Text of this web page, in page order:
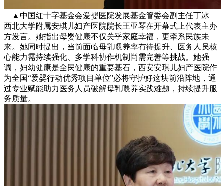
▲中国红十字基金会爱婴医院发展基金管委会副主任丁冰
西北大学附属安琪儿妇产医院院长王亚琴在开幕式上代表主办
方发言。她指出母婴健康不仅关乎家庭幸福，更牵系民族未
来。她同时提出，当前面临母乳喂养率有待提升、医务人员核
心能力需持续强化、多学科协作机制尚需完善等挑战。她强
调，妇幼健康是全民健康的重要基石，西安安琪儿妇产医院作
为全国“爱婴行动优秀项目单位”必将守护好这块前沿阵地，通
过专业赋能助力医务人员破解母乳喂养实践难题，持续提升服
务质量。